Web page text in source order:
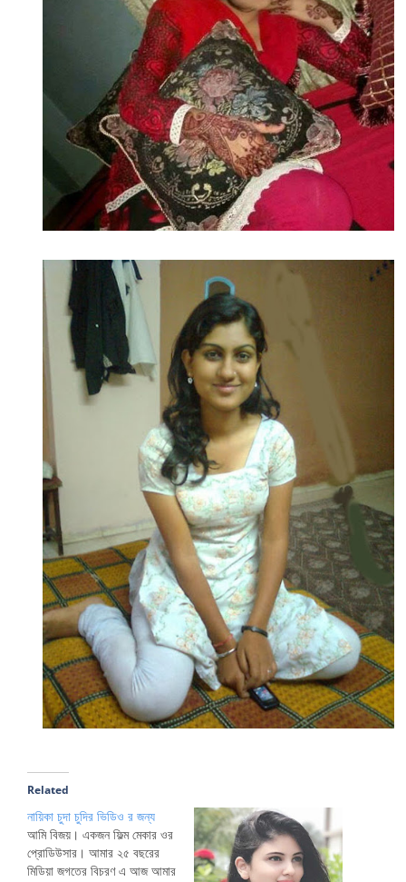
Related
নায়িকা চুদা চুদির ভিডিও র জন্য
আমি বিজয়। একজন ফিল্ম মেকার ওর
প্রোডিউসার। আমার ২৫ বছরের
মিডিয়া জগতের বিচরণ এ আজ আমার